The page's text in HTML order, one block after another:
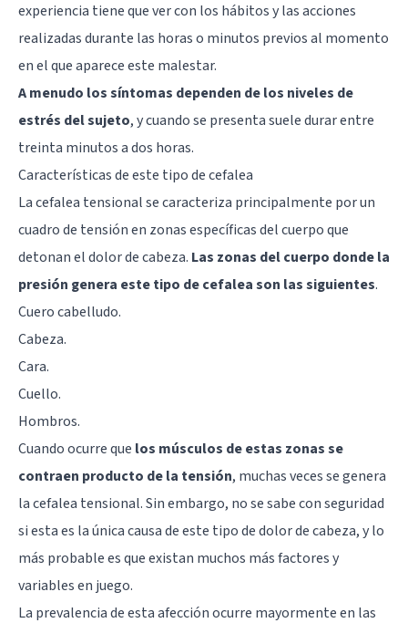
experiencia tiene que ver con los hábitos y las acciones
realizadas durante las horas o minutos previos al momento
en el que aparece este malestar.
A menudo los síntomas dependen de los niveles de
estrés del sujeto, y cuando se presenta suele durar entre
treinta minutos a dos horas.
Características de este tipo de cefalea
La cefalea tensional se caracteriza principalmente por un
cuadro de tensión en zonas específicas del cuerpo que
detonan el dolor de cabeza. Las zonas del cuerpo donde la
presión genera este tipo de cefalea son las siguientes.
Cuero cabelludo.
Cabeza.
Cara.
Cuello.
Hombros.
Cuando ocurre que los músculos de estas zonas se
contraen producto de la tensión, muchas veces se genera
la cefalea tensional. Sin embargo, no se sabe con seguridad
si esta es la única causa de este tipo de dolor de cabeza, y lo
más probable es que existan muchos más factores y
variables en juego.
La prevalencia de esta afección ocurre mayormente en las